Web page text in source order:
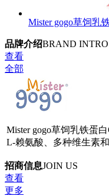
Mister gogo草饲乳
品牌介绍BRAND INTRO
查看
全部
Mister gogo草饲乳铁蛋
L-赖氨酸、多种维生素
招商信息JOIN US
查看
更多